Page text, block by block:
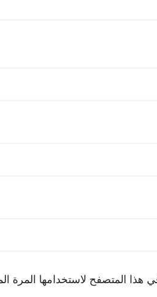
هذا المتصفح لاستخدامها المرة